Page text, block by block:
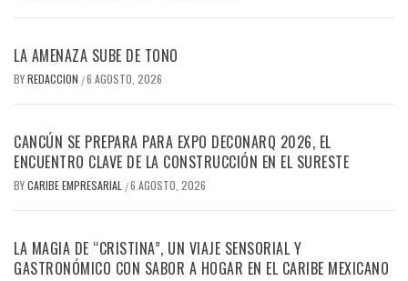
LA AMENAZA SUBE DE TONO
BYREDACCION /6 AGOSTO, 2026
CANCÚN SE PREPARA PARA EXPO DECONARQ 2026, EL
ENCUENTRO CLAVE DE LA CONSTRUCCIÓN EN EL SURESTE
BYCARIBE EMPRESARIAL /6 AGOSTO, 2026
LA MAGIA DE “CRISTINA”, UN VIAJE SENSORIAL Y
GASTRONÓMICO CON SABOR A HOGAR EN EL CARIBE MEXICANO